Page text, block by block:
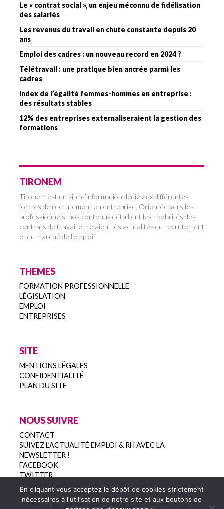
Le « contrat social », un enjeu méconnu de fidélisation
des salariés
Les revenus du travail en chute constante depuis 20
ans
Emploi des cadres : un nouveau record en 2024 ?
Télétravail : une pratique bien ancrée parmi les
cadres
Index de l’égalité femmes-hommes en entreprise :
des résultats stables
12% des entreprises externaliseraient la gestion des
formations
TIRONEM
Tironem est un site d’information dédié aux différentes
formes de recrutement en entreprise. Orientée vers les
professionnels, nos contenus détaillent les modalités des
contrats de travail et relaient les actualités du recrutement
et du marché de l’emploi.
THEMES
FORMATION PROFESSIONNELLE
LÉGISLATION
EMPLOI
ENTREPRISES
SITE
MENTIONS LÉGALES
CONFIDENTIALITÉ
PLAN DU SITE
NOUS SUIVRE
CONTACT
SUIVEZ L’ACTUALITÉ EMPLOI & RH AVEC LA
NEWSLETTER !
FACEBOOK
TWITTER
En cliquant vous acceptez le dépôt de cookies strictement
nécessaires à l'utilisation de notre site et aux boutons de